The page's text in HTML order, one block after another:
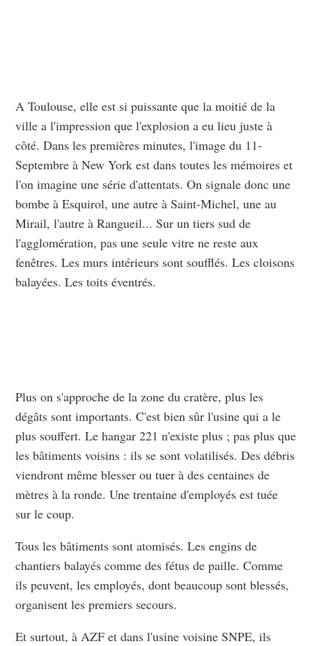
A Toulouse, elle est si puissante que la moitié de la
ville a l'impression que l'explosion a eu lieu juste à
côté. Dans les premières minutes, l'image du 11-
Septembre à New York est dans toutes les mémoires et
l'on imagine une série d'attentats. On signale donc une
bombe à Esquirol, une autre à Saint-Michel, une au
Mirail, l'autre à Rangueil... Sur un tiers sud de
l'agglomération, pas une seule vitre ne reste aux
fenêtres. Les murs intérieurs sont soufflés. Les cloisons
balayées. Les toits éventrés.
Plus on s'approche de la zone du cratère, plus les
dégâts sont importants. C'est bien sûr l'usine qui a le
plus souffert. Le hangar 221 n'existe plus ; pas plus que
les bâtiments voisins : ils se sont volatilisés. Des débris
viendront même blesser ou tuer à des centaines de
mètres à la ronde. Une trentaine d'employés est tuée
sur le coup.
Tous les bâtiments sont atomisés. Les engins de
chantiers balayés comme des fétus de paille. Comme
ils peuvent, les employés, dont beaucoup sont blessés,
organisent les premiers secours.
Et surtout, à AZF et dans l'usine voisine SNPE, ils